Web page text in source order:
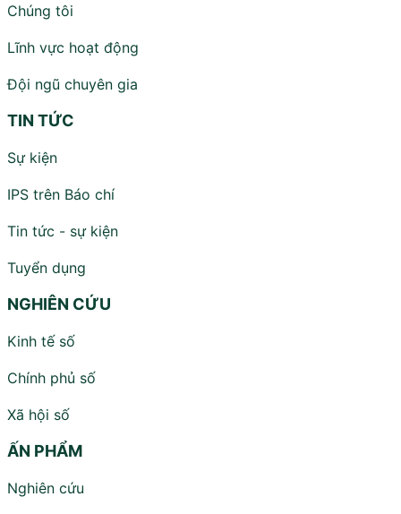
Chúng tôi
Lĩnh vực hoạt động
Đội ngũ chuyên gia
TIN TỨC
Sự kiện
IPS trên Báo chí
Tin tức - sự kiện
Tuyển dụng
NGHIÊN CỨU
Kinh tế số
Chính phủ số
Xã hội số
ẤN PHẨM
Nghiên cứu